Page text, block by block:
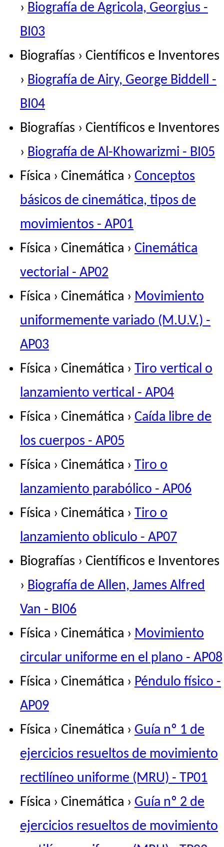
› Biografía de Agricola, Georgius -
BI03
Biografías › Científicos e Inventores
› Biografía de Airy, George Biddell -
BI04
Biografías › Científicos e Inventores
› Biografía de Al-Khowarizmi - BI05
Física › Cinemática › Conceptos
básicos de cinemática, tipos de
movimientos - AP01
Física › Cinemática › Cinemática
vectorial - AP02
Física › Cinemática › Movimiento
uniformemente variado (M.U.V.) -
AP03
Física › Cinemática › Tiro vertical o
lanzamiento vertical - AP04
Física › Cinemática › Caída libre de
los cuerpos - AP05
Física › Cinemática › Tiro o
lanzamiento parabólico - AP06
Física › Cinemática › Tiro o
lanzamiento obliculo - AP07
Biografías › Científicos e Inventores
› Biografía de Allen, James Alfred
Van - BI06
Física › Cinemática › Movimiento
circular uniforme en el plano - AP08
Física › Cinemática › Péndulo físico -
AP09
Física › Cinemática › Guía nº 1 de
ejercicios resueltos de movimiento
rectilíneo uniforme (MRU) - TP01
Física › Cinemática › Guía nº 2 de
ejercicios resueltos de movimiento